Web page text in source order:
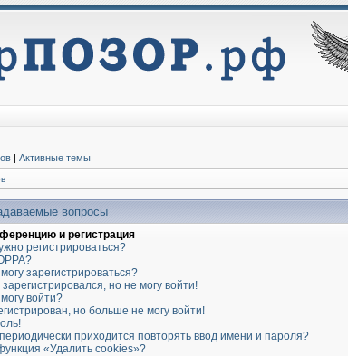
| Активные темы
вопросы
и регистрация
регистрироваться?
зарегистрироваться?
но не могу войти!
войти?
но больше не могу войти!
приходится повторять ввод имени и пароля?
«Удалить cookies»?